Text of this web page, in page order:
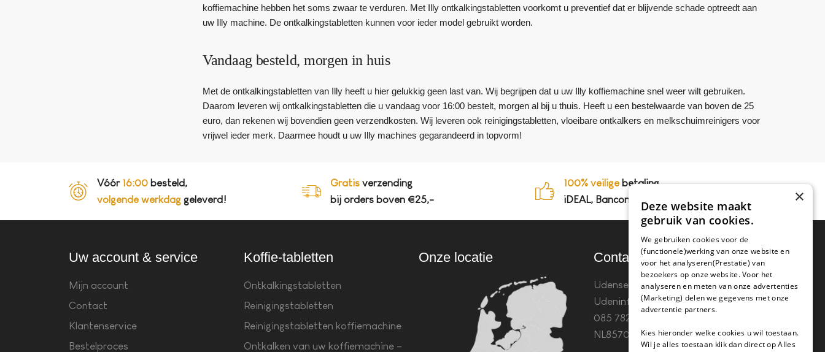
koffiemachine hebben het soms zwaar te verduren. Met Illy ontkalkingstabletten voorkomt u preventief dat er blijvende schade optreedt aan
uw Illy machine. De ontkalkingstabletten kunnen voor ieder model gebruikt worden.
Vandaag besteld, morgen in huis
Met de ontkalkingstabletten van Illy heeft u hier gelukkig geen last van. Wij begrijpen dat u uw Illy koffiemachine snel weer wilt gebruiken.
Daarom leveren wij ontkalkingstabletten die u vandaag voor 16:00 bestelt, morgen al bij u thuis. Heeft u een bestelwaarde van boven de 25
euro, dan rekenen wij bovendien geen verzendkosten. Wij leveren ook reinigingstabletten, vloeibare ontkalkers en melkschuimreinigers voor
vrijwel ieder merk. Daarmee houdt u uw Illy machines gegarandeerd in topvorm!
Vóór 16:00 besteld,
volgende werkdag geleverd!
Gratis verzending
bij orders boven €25,-
100% veiligebetaling,
iDEAL, Bancontact en op rekening
Uw account & service
Mijn account
Contact
Klantenservice
Bestelproces
Koffie-tabletten
Ontkalkingstabletten
Reinigingstabletten
Reinigingstabletten koffiemachine
Ontkalken van uw koffiemachine –
Onze locatie Contact
Udenseweg 8B 5405 PA
Udeninfo(@)koffie-tabletten.nlTel.
085 782 5578KvK 67529623 Btw:
NL857053759B01
×
Deze website maakt
gebruik van cookies.
We gebruiken cookies voor de
(functionele)werking van onze website en
voor het analyseren(Prestatie) van
bezoekers op onze website. Voor het
analyseren en meten van onze advertenties
(Marketing) delen we gegevens met onze
advertentie partners.
Kies hieronder welke cookies u wil toestaan.
Wil je alles toestaan klik dan direct op Alles